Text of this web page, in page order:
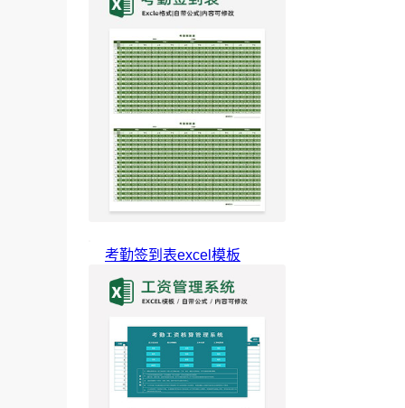
考勤签到表excel模板